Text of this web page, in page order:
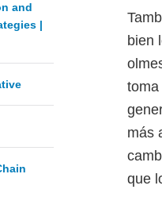
and
|
bien
toma
más
que